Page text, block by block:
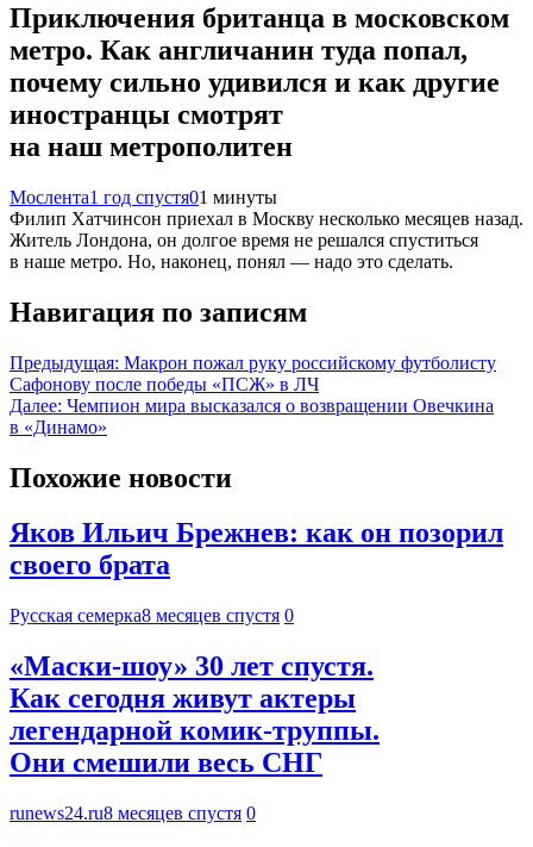
Приключения британца в московском
метро. Как англичанин туда попал,
почему сильно удивился и как другие
иностранцы смотрят
на наш метрополитен
Мослента1 год спустя01 минуты
Филип Хатчинсон приехал в Москву несколько месяцев назад.
Житель Лондона, он долгое время не решался спуститься
в наше метро. Но, наконец, понял — надо это сделать.
Навигация по записям
Предыдущая: Макрон пожал руку российскому футболисту
Сафонову после победы «ПСЖ» в ЛЧ
Далее: Чемпион мира высказался о возвращении Овечкина
в «Динамо»
Похожие новости
Яков Ильич Брежнев: как он позорил
своего брата
Русская семерка8 месяцев спустя 0
«Маски-шоу» 30 лет спустя.
Как сегодня живут актеры
легендарной комик-труппы.
Они смешили весь СНГ
runews24.ru8 месяцев спустя 0